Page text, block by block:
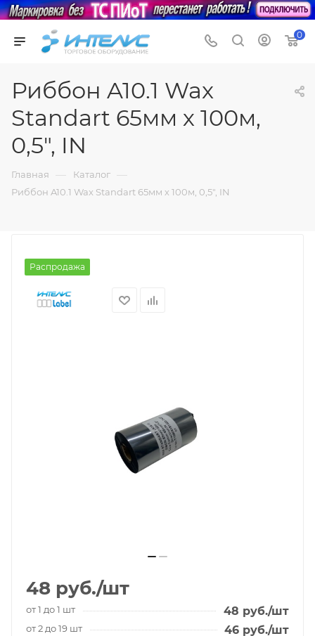
0
Риббон A10.1 Wax
Standart 65мм х 100м,
0,5", IN
Главная — Каталог —
Риббон A10.1 Wax Standart 65мм х 100м, 0,5", IN
Распродажа
48 руб./шт
от 1 до 1 шт 48 руб./шт
от 2 до 19 шт 46 руб./шт